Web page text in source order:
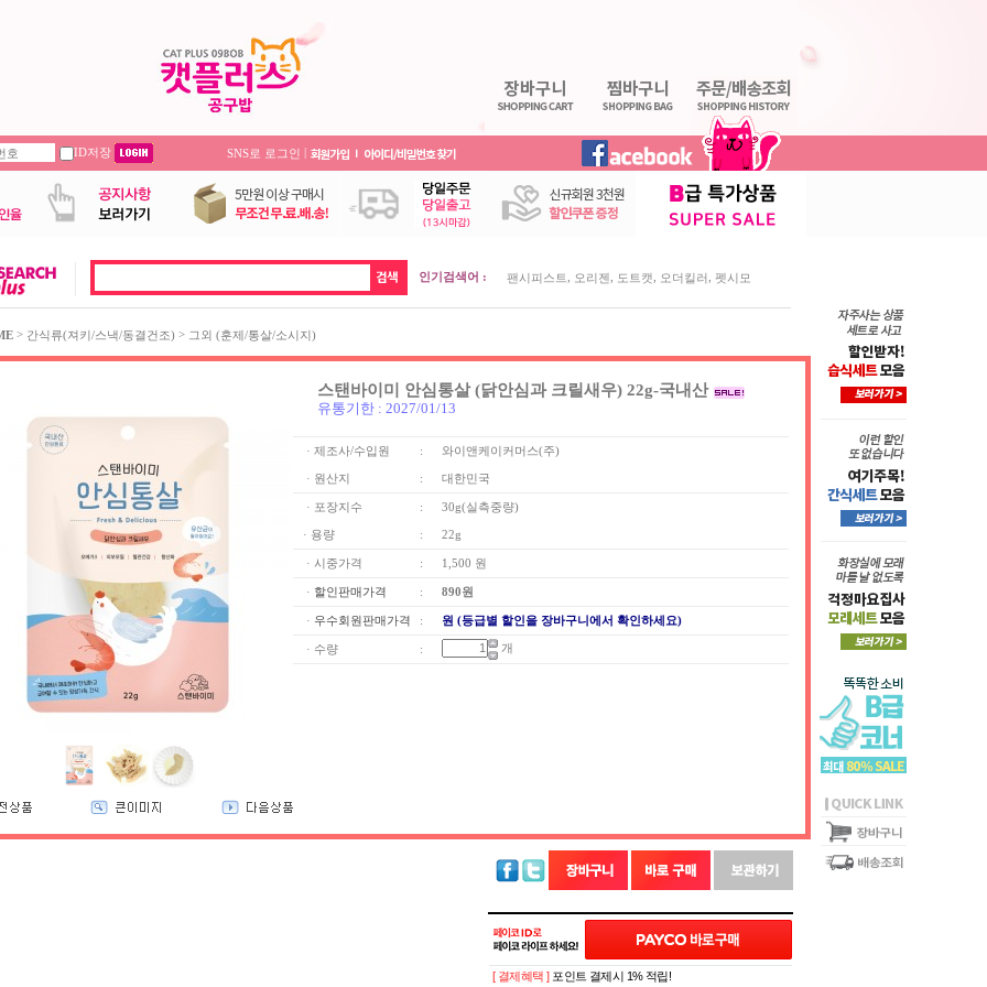
ID저장 SNS로 로그인 |
인기검색어 : 팬시피스트 오리젠 도트캣 오더킬러 펫시모
> 간식류(져키/스낵/동결건조) > 그외 (훈제/통살/소시지)
스탠바이미 안심통살 (닭안심과 크릴새우) 22g-국내산
유통기한 : 2027/01/13
· 제조사/수입원 : 와이앤케이커머스(주)
· 원산지 : 대한민국
· 포장지수 : 30g(실측중량)
· 용량 : 22g
· 시중가격 : 1,500 원
· 할인판매가격 : 890원
· 우수회원판매가격 : 원 (등급별 할인을 장바구니에서 확인하세요)
· 수량 : 개
[ 결제혜택 ] 포인트 결제시 1% 적립!